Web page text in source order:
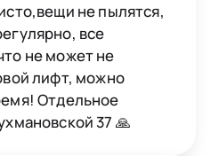
не пылятся,
все
не может не
лифт, можно
Отдельное
37 🙏